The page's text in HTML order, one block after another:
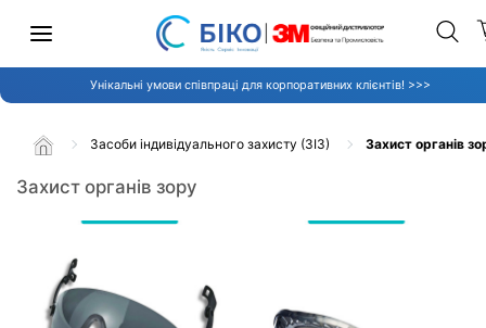
Унікальні умови співпраці для корпоративних клієнтів! >>>
Засоби індивідуального захисту (ЗІЗ) Захист органів
Захист органів зору